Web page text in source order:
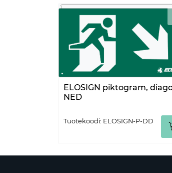
ELOSIGN piktogram,
NED
Tuotekoodi: ELOSIGN-P-DD